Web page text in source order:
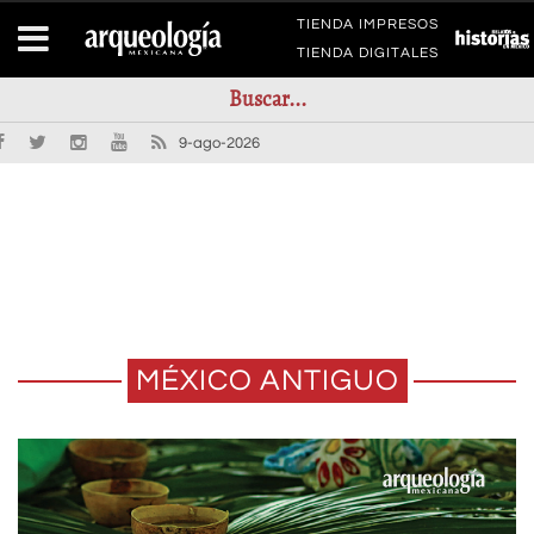
TIENDA IMPRESOS
TIENDA DIGITALES
9-ago-2026
MÉXICO ANTIGUO